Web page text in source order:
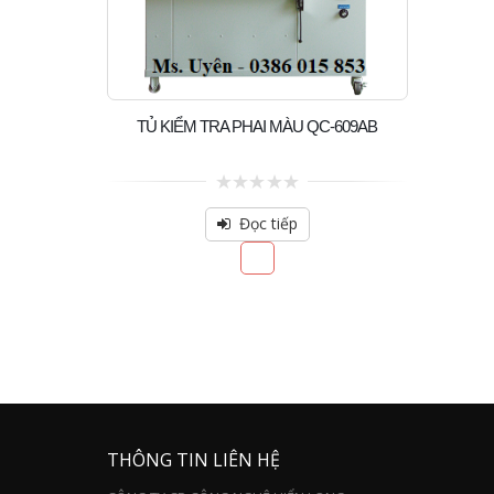
TỦ KIỂM TRA PHAI MÀU QC-609AB
0
out
of
Đọc tiếp
THÔNG TIN LIÊN HỆ